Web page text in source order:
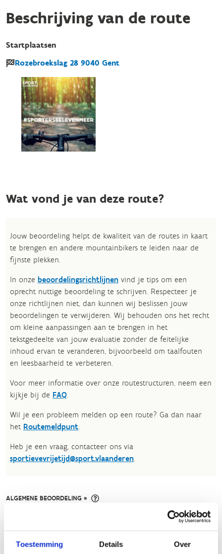
Toestemming Details Over
Beschrijving van de route
Startplaatsen
Rozebroekslag 28 9040 Gent
Wat vond je van deze route?
Jouw beoordeling helpt de kwaliteit van de routes in kaart
te brengen en andere mountainbikers te leiden naar de
fijnste plekken.
In onze beoordelingsrichtlijnen vind je tips om een
oprecht nuttige beoordeling te schrijven. Respecteer je
onze richtlijnen niet, dan kunnen wij beslissen jouw
beoordelingen te verwijderen. Wij behouden ons het recht
om kleine aanpassingen aan te brengen in het
tekstgedeelte van jouw evaluatie zonder de feitelijke
inhoud ervan te veranderen, bijvoorbeeld om taalfouten
en leesbaarheid te verbeteren.​
Voor meer informatie over onze routestructuren, neem een
kijkje bij de FAQ.
Wil je een probleem melden op een route? Ga dan naar
het Routemeldpunt.
Heb je een vraag, contacteer ons via
sportievevrijetijd@sport.vlaanderen.​
ALGEMENE BEOORDELING *
slecht goed